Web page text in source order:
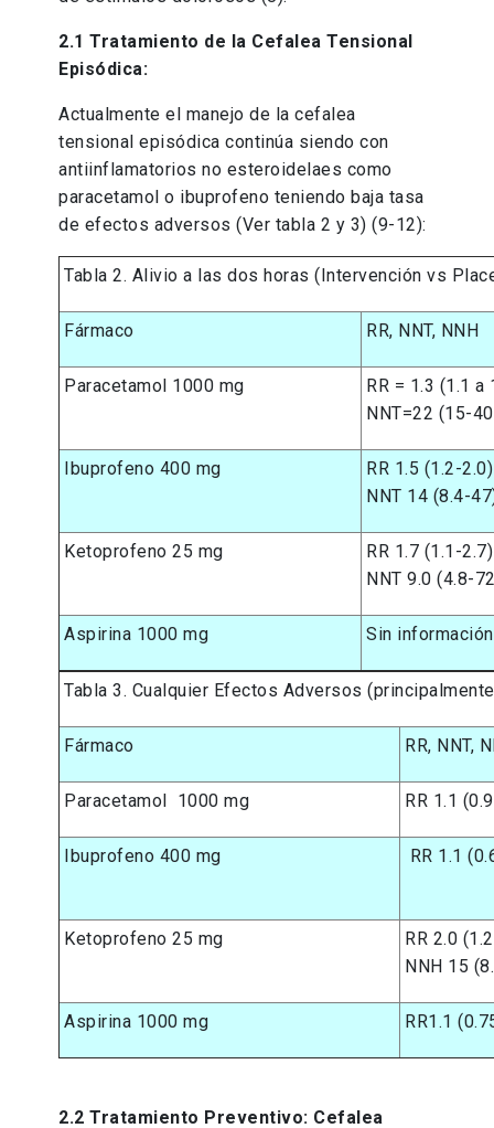
2.1 Tratamiento de la Cefalea Tensional
Episódica:
Actualmente el manejo de la cefalea
tensional episódica continúa siendo con
antiinflamatorios no esteroidelaes como
paracetamol o ibuprofeno teniendo baja tasa
de efectos adversos (Ver tabla 2 y 3) (9-12):
Tabla 2. Alivio a las dos horas (Intervención vs
Fármaco RR, NNT, NNH
Paracetamol 1000 mg
RR = 1.3 (1.1 a
NNT=22 (15-
Ibuprofeno 400 mg
RR 1.5 (1.2-
NNT 14 (8.4-
Ketoprofeno 25 mg
RR 1.7 (1.1-
NNT 9.0 (4.8-
Aspirina 1000 mg Sin información
Tabla 3. Cualquier Efectos Adversos
Fármaco RR, NNT,
Paracetamol 1000 mg RR 1.1
Ibuprofeno 400 mg RR 1.1
Ketoprofeno 25 mg
RR 2.0
NNH 15
Aspirina 1000 mg RR1.1
2.2 Tratamiento Preventivo: Cefalea